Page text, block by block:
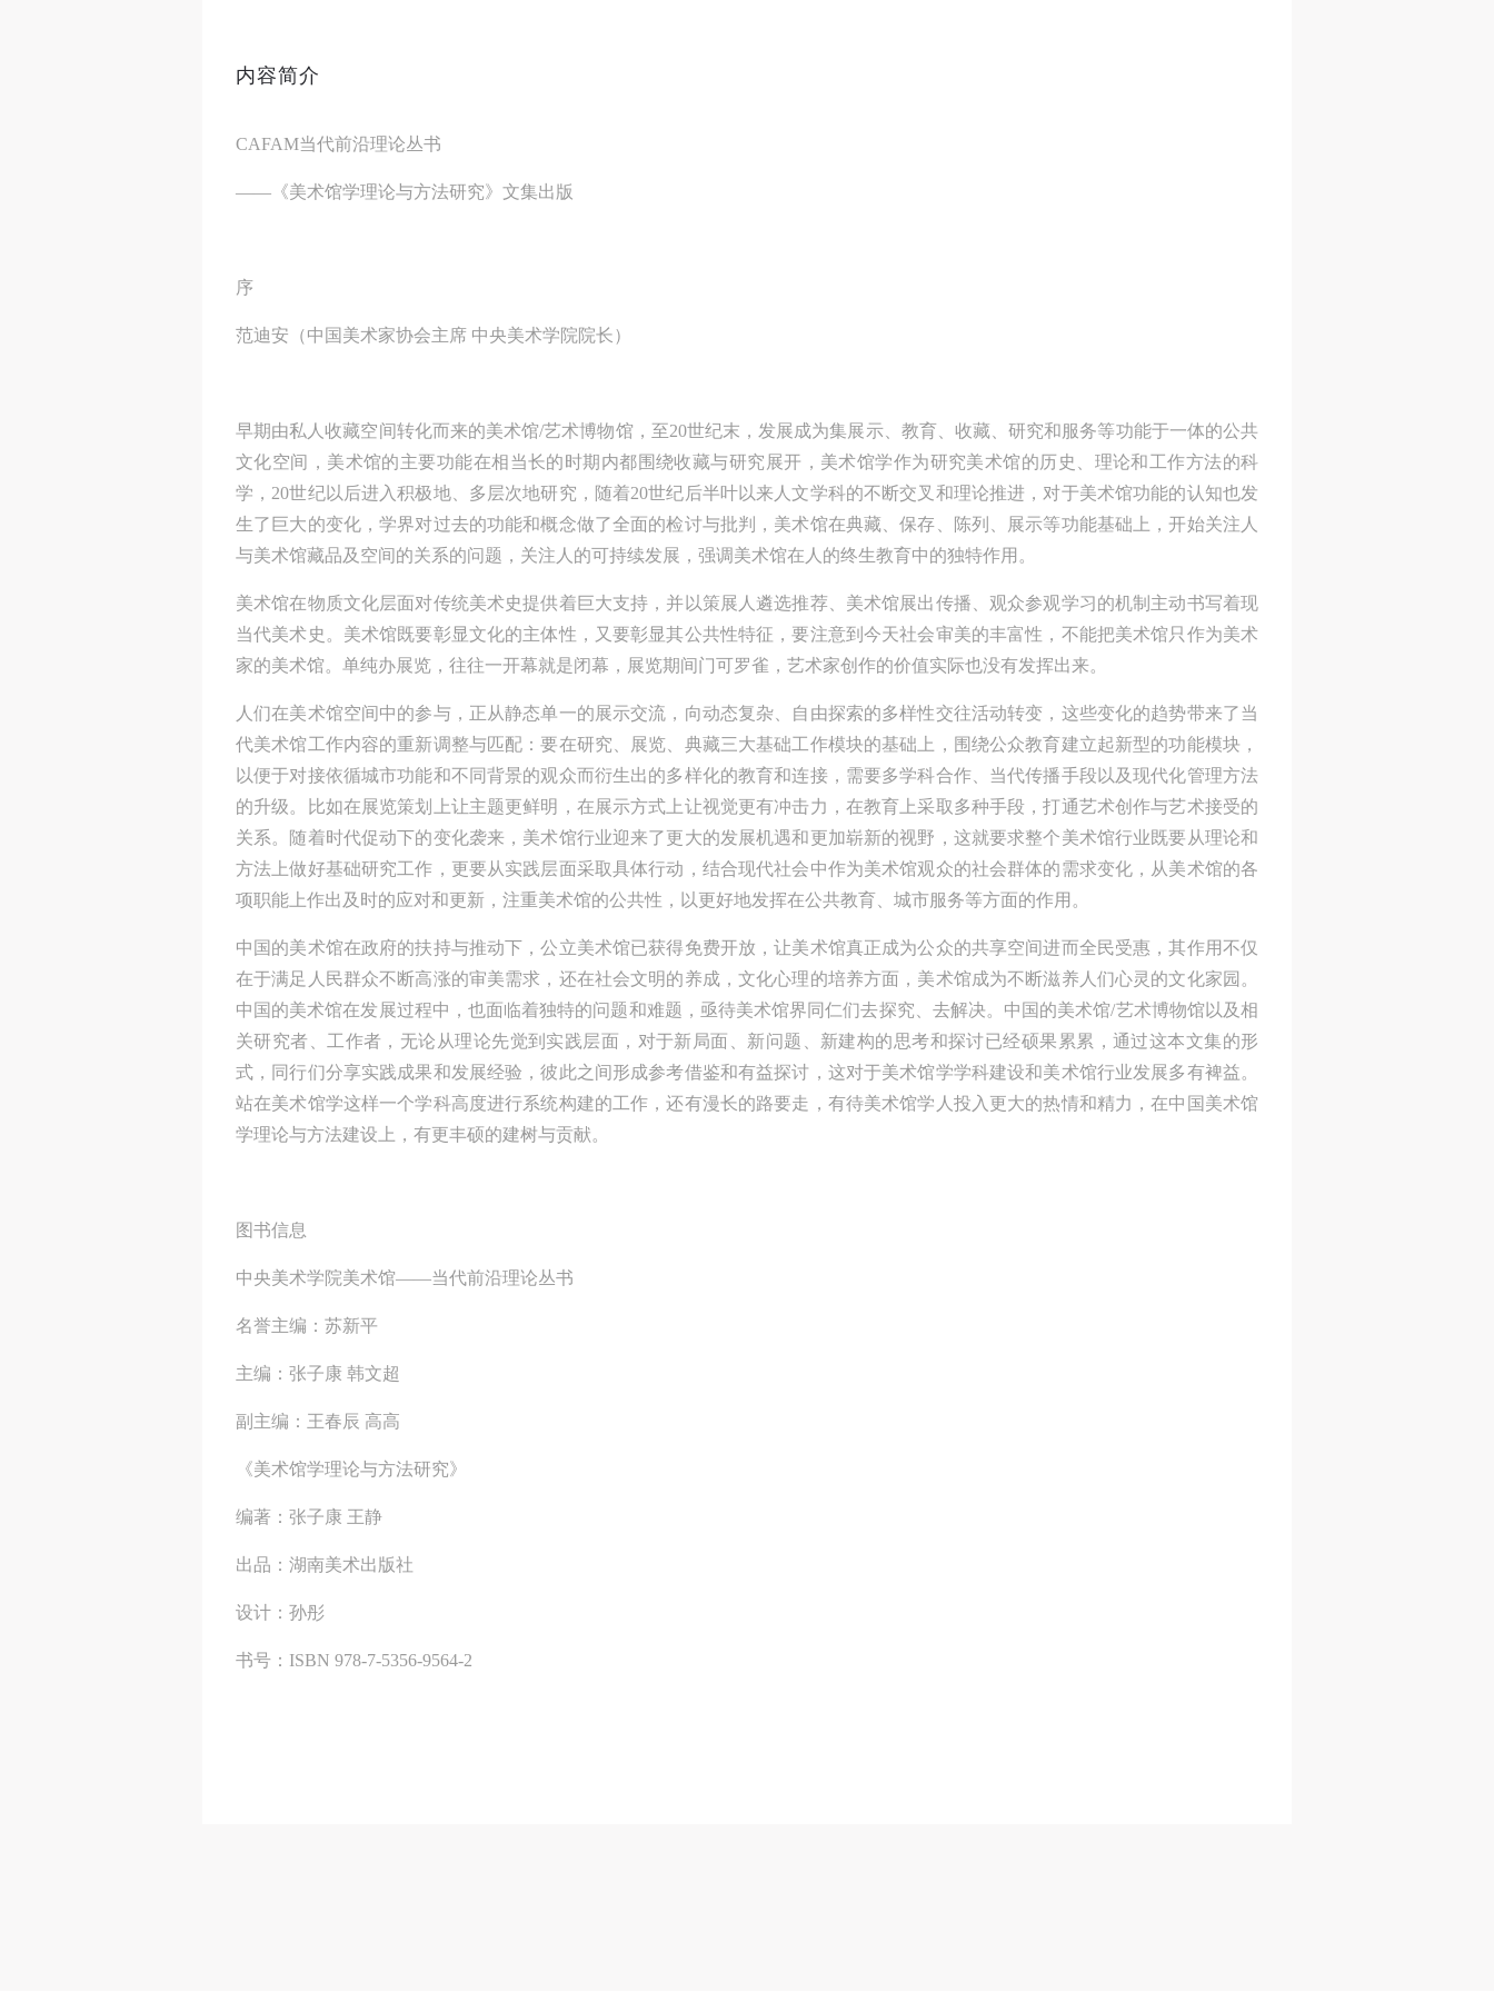
内容简介
CAFAM当代前沿理论丛书
——《美术馆学理论与方法研究》文集出版
序
范迪安（中国美术家协会主席 中央美术学院院长）
早期由私人收藏空间转化而来的美术馆/艺术博物馆，至20世纪末，发展成为集展示、教育、收藏、研究和服务等功能于一体的公共
文化空间，美术馆的主要功能在相当长的时期内都围绕收藏与研究展开，美术馆学作为研究美术馆的历史、理论和工作方法的科
学，20世纪以后进入积极地、多层次地研究，随着20世纪后半叶以来人文学科的不断交叉和理论推进，对于美术馆功能的认知也发
生了巨大的变化，学界对过去的功能和概念做了全面的检讨与批判，美术馆在典藏、保存、陈列、展示等功能基础上，开始关注人
与美术馆藏品及空间的关系的问题，关注人的可持续发展，强调美术馆在人的终生教育中的独特作用。
美术馆在物质文化层面对传统美术史提供着巨大支持，并以策展人遴选推荐、美术馆展出传播、观众参观学习的机制主动书写着现
当代美术史。美术馆既要彰显文化的主体性，又要彰显其公共性特征，要注意到今天社会审美的丰富性，不能把美术馆只作为美术
家的美术馆。单纯办展览，往往一开幕就是闭幕，展览期间门可罗雀，艺术家创作的价值实际也没有发挥出来。
人们在美术馆空间中的参与，正从静态单一的展示交流，向动态复杂、自由探索的多样性交往活动转变，这些变化的趋势带来了当
代美术馆工作内容的重新调整与匹配：要在研究、展览、典藏三大基础工作模块的基础上，围绕公众教育建立起新型的功能模块，
以便于对接依循城市功能和不同背景的观众而衍生出的多样化的教育和连接，需要多学科合作、当代传播手段以及现代化管理方法
的升级。比如在展览策划上让主题更鲜明，在展示方式上让视觉更有冲击力，在教育上采取多种手段，打通艺术创作与艺术接受的
关系。随着时代促动下的变化袭来，美术馆行业迎来了更大的发展机遇和更加崭新的视野，这就要求整个美术馆行业既要从理论和
方法上做好基础研究工作，更要从实践层面采取具体行动，结合现代社会中作为美术馆观众的社会群体的需求变化，从美术馆的各
项职能上作出及时的应对和更新，注重美术馆的公共性，以更好地发挥在公共教育、城市服务等方面的作用。
中国的美术馆在政府的扶持与推动下，公立美术馆已获得免费开放，让美术馆真正成为公众的共享空间进而全民受惠，其作用不仅
在于满足人民群众不断高涨的审美需求，还在社会文明的养成，文化心理的培养方面，美术馆成为不断滋养人们心灵的文化家园。
中国的美术馆在发展过程中，也面临着独特的问题和难题，亟待美术馆界同仁们去探究、去解决。中国的美术馆/艺术博物馆以及相
关研究者、工作者，无论从理论先觉到实践层面，对于新局面、新问题、新建构的思考和探讨已经硕果累累，通过这本文集的形
式，同行们分享实践成果和发展经验，彼此之间形成参考借鉴和有益探讨，这对于美术馆学学科建设和美术馆行业发展多有裨益。
站在美术馆学这样一个学科高度进行系统构建的工作，还有漫长的路要走，有待美术馆学人投入更大的热情和精力，在中国美术馆
学理论与方法建设上，有更丰硕的建树与贡献。
图书信息
中央美术学院美术馆——当代前沿理论丛书
名誉主编：苏新平
主编：张子康 韩文超
副主编：王春辰 高高
《美术馆学理论与方法研究》
编著：张子康 王静
出品：湖南美术出版社
设计：孙彤
书号：ISBN 978-7-5356-9564-2
我想大约是我不必多费口舌去解释每一处寺院的由来和历史，每一个来到这
满战乱、杀戮，到现今的和平和安详。仿佛瞬间被抽离出这世间之外，画面
被定格静止了一般，转过身即是微笑。 版权归作者所有，任何形式转载请联
系作者。 关于吴哥，我想大约是我不必多费口舌去解释每一处寺院的由来和
历史，每一个来到这里的人，多数都会花上个三五日去感受吴哥雄伟壮观的
寺院建筑群。 这里捡几个重要而美的分享。 冷风起，冬意浓！ 这个冬日的北
新洗礼那或许已经麻木的感官。 选择去吴哥，因为太想亲自去感受一下这世
界上最重要的文明古迹，它将中国长城的雄伟、泰姬陵的细致繁复和金字塔
下，去凝望这曾经充满战乱、杀戮，到现今的和平和安详。仿佛瞬间被抽离
出这世间之外，画面被定格静止了一般，转过身即是微笑。 版权归作者所
有，任何形式转载请联系作者。 关于吴哥，我想大约是我不必多费口舌去解
释每一处寺院的由来和历史，每一个来到这里的人，多数都会花上个三五日
冬意浓！ 这个冬日的北京刻意显得不那么的温暖，不禁想逃离这荒凉几日，
想亲自去感受一下这世界上最重要的文明古迹，它将中国长城的雄伟、泰姬
陵的细致繁复和金字塔的对称之美全部完美的融为一体。唯有置身于吴哥王
城，在“高棉微笑”的注视下，去凝望这曾经充满战乱、杀戮，到现今的和平和
安详。仿佛瞬间被抽离出这世间之外，画面被定格静止了一般，转过身即是